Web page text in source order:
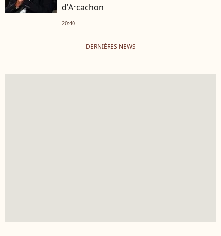
d'Arcachon
20:40
DERNIÈRES NEWS